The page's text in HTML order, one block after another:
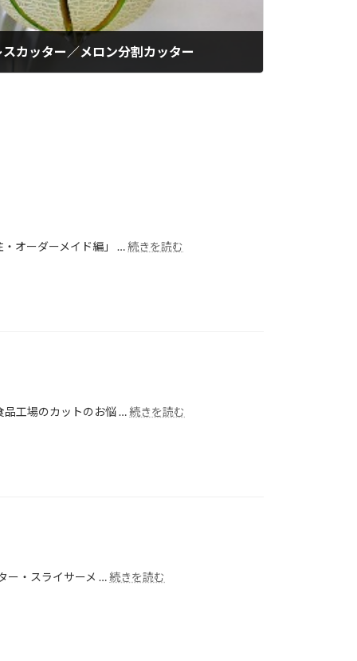
カッター／メロン分割カッター
オーダーメイド編」 …続きを読む
品工場のカットのお悩 …続きを読む
ー・スライサーメ …続きを読む